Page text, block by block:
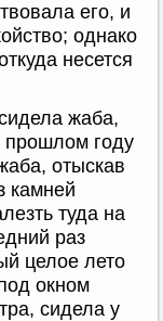
его, и
однако
несется
жаба,
прошлом году
отыскав
камней
туда на
раз
целое лето
окном
сидела у